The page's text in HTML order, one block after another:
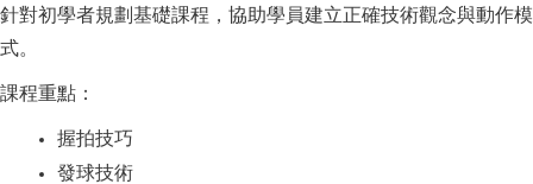
針對初學者規劃基礎課程，協助學員建立正確技術觀念與動作模
式。
課程重點：
握拍技巧
發球技術